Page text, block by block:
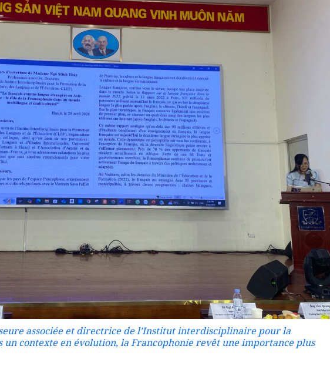
associée et directrice de l’Institut interdisciplinaire pour la
contexte en évolution, la Francophonie revêt une importance plus